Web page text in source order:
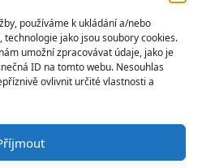
používáme k ukládání a/nebo
jako jsou soubory cookies.
umožní zpracovávat údaje, jako je
ID na tomto webu. Nesouhlas
ovlivnit určité vlastnosti a
texty a fotografie uvedené na
jsou výtvorem a